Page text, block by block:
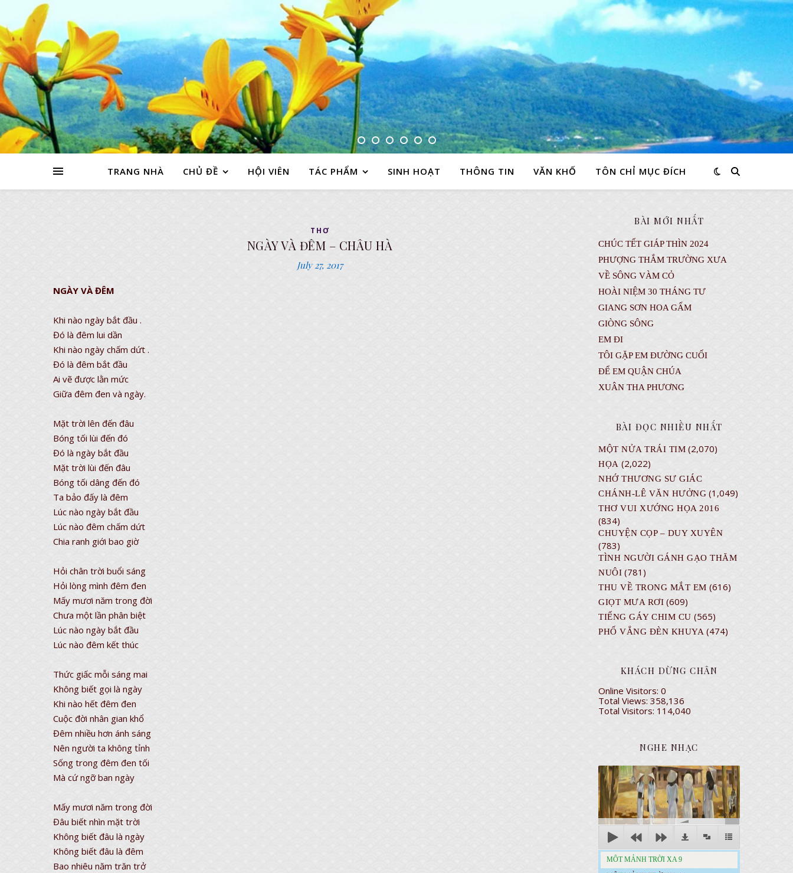
TRANG NHÀ CHỦ ĐỀ HỘI VIÊN TÁC PHẨM SINH HOẠT THÔNG TIN VĂN KHỐ TÔN CHỈ MỤC ĐÍCH
THƠ
NGÀY VÀ ĐÊM – CHÂU HÀ
July 27, 2017
NGÀY VÀ ĐÊM
Khi nào ngày bắt đầu .
Đó là đêm lui dần
Khi nào ngày chấm dứt .
Đó là đêm bắt đầu
Ai vẽ được lằn mức
Giữa đêm đen và ngày.
Mặt trời lên đến đâu
Bóng tối lùi đến đó
Đó là ngày bắt đầu
Mặt trời lùi đến đâu
Bóng tối dâng đến đó
Ta bảo đấy là đêm
Lúc nào ngày bắt đầu
Lúc nào đêm chấm dứt
Chia ranh giới bao giờ
Hỏi chân trời buổi sáng
Hỏi lòng mình đêm đen
Mấy mươi năm trong đời
Chưa một lần phân biệt
Lúc nào ngày bắt đầu
Lúc nào đêm kết thúc
Thức giấc mỗi sáng mai
Không biết gọi là ngày
Khi nào hết đêm đen
Cuộc đời nhân gian khổ
Đêm nhiều hơn ánh sáng
Nên người ta không tỉnh
Sống trong đêm đen tối
Mà cứ ngỡ ban ngày
Mấy mươi năm trong đời
Đâu biết nhìn mặt trời
Không biết đâu là ngày
Không biết đâu là đêm
Bao nhiêu năm trăn trở
BÀI MỚI NHẤT
CHÚC TẾT GIÁP THÌN 2024
PHƯỢNG THẮM TRƯỜNG XƯA
VỀ SÔNG VÀM CỎ
HOÀI NIỆM 30 THÁNG TƯ
GIANG SƠN HOA GẤM
GIÒNG SÔNG
EM ĐI
TÔI GẶP EM ĐƯỜNG CUỐI
ĐỂ EM QUẬN CHÚA
XUÂN THA PHƯƠNG
BÀI ĐỌC NHIỀU NHẤT
MỘT NỬA TRÁI TIM (2,070)
HỌA (2,022)
NHỚ THƯƠNG SƯ GIÁC
CHÁNH-LÊ VĂN HƯỞNG (1,049)
THƠ VUI XƯỚNG HỌA 2016
(834)
CHUYỆN CỌP – DUY XUYÊN
(783)
TÌNH NGƯỜI GÁNH GẠO THĂM
NUÔI (781)
THU VỀ TRONG MẮT EM (616)
GIỌT MƯA RƠI (609)
TIẾNG GÁY CHIM CU (565)
PHỐ VẮNG ĐÈN KHUYA (474)
KHÁCH DỪNG CHÂN
Online Visitors: 0
Total Views: 358,136
Total Visitors: 114,040
NGHE NHẠC
00:00
MÔT MẢNH TRỜI XA 9